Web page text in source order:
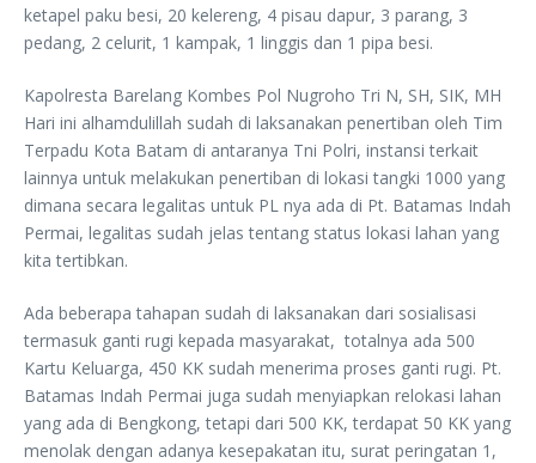
ketapel paku besi, 20 kelereng, 4 pisau dapur, 3 parang, 3
pedang, 2 celurit, 1 kampak, 1 linggis dan 1 pipa besi.
Kapolresta Barelang Kombes Pol Nugroho Tri N, SH, SIK, MH
Hari ini alhamdulillah sudah di laksanakan penertiban oleh Tim
Terpadu Kota Batam di antaranya Tni Polri, instansi terkait
lainnya untuk melakukan penertiban di lokasi tangki 1000 yang
dimana secara legalitas untuk PL nya ada di Pt. Batamas Indah
Permai, legalitas sudah jelas tentang status lokasi lahan yang
kita tertibkan.
Ada beberapa tahapan sudah di laksanakan dari sosialisasi
termasuk ganti rugi kepada masyarakat, totalnya ada 500
Kartu Keluarga, 450 KK sudah menerima proses ganti rugi. Pt.
Batamas Indah Permai juga sudah menyiapkan relokasi lahan
yang ada di Bengkong, tetapi dari 500 KK, terdapat 50 KK yang
menolak dengan adanya kesepakatan itu, surat peringatan 1,